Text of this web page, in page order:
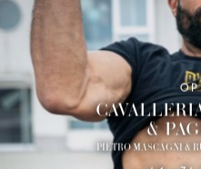
&
PIETRO MASCAGNI &